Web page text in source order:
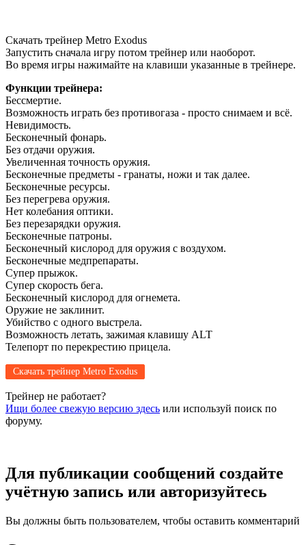
Скачать трейнер Metro Exodus
Запустить сначала игру потом трейнер или наоборот.
Во время игры нажимайте на клавиши указанные в трейнере.
Функции трейнера:
Бессмертие.
Возможность играть без противогаза - просто снимаем и всё.
Невидимость.
Бесконечный фонарь.
Без отдачи оружия.
Увеличенная точность оружия.
Бесконечные предметы - гранаты, ножи и так далее.
Бесконечные ресурсы.
Без перегрева оружия.
Нет колебания оптики.
Без перезарядки оружия.
Бесконечные патроны.
Бесконечный кислород для оружия с воздухом.
Бесконечные медпрепараты.
Супер прыжок.
Супер скорость бега.
Бесконечный кислород для огнемета.
Оружие не заклинит.
Убийство с одного выстрела.
Возможность летать, зажимая клавишу ALT
Телепорт по перекрестию прицела.
Скачать трейнер Metro Exodus
Трейнер не работает?
Ищи более свежую версию здесь или используй поиск по
форуму.
Для публикации сообщений создайте
учётную запись или авторизуйтесь
Вы должны быть пользователем, чтобы оставить комментарий